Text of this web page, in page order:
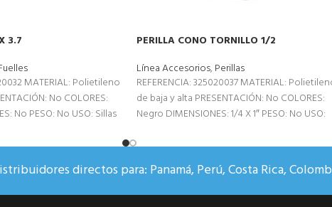
3.7
MATERIAL: Polietileno
No COLORES:
No PESO: No USO: Sillas
PERILLA CONO TORNILLO 1/2
Línea Accesorios, Perillas
REFERENCIA: 325020037 MATERIAL:
de baja y alta PRESENTACIÓN: No COLORES:
Negro DIMENSIONES: 1/4 X 1″ PESO: No USO:
directos para: Panamá, Perú, Costa Rica,